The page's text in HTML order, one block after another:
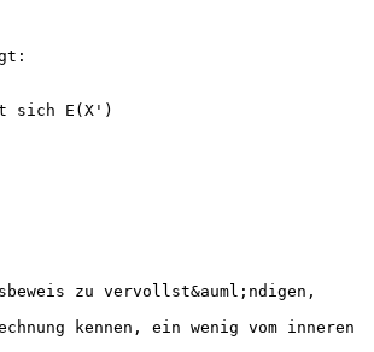
sich E(X')
zu vervollst&auml;ndigen,
kennen, ein wenig vom inneren